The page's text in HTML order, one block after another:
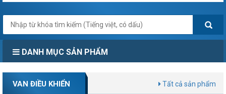
DANH MỤC SẢN PHẨM
VAN ĐIỀU KHIỂN Tất cả sản phẩm